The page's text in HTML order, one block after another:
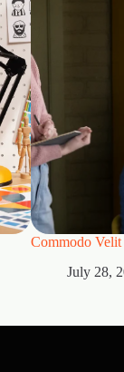
Commodo
July 28,